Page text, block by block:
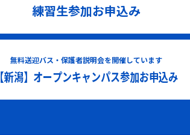
練習生参加お申込み
無料送迎バス・保護者説明会を開催しています
【新潟】オープンキャンパス参加お申込み